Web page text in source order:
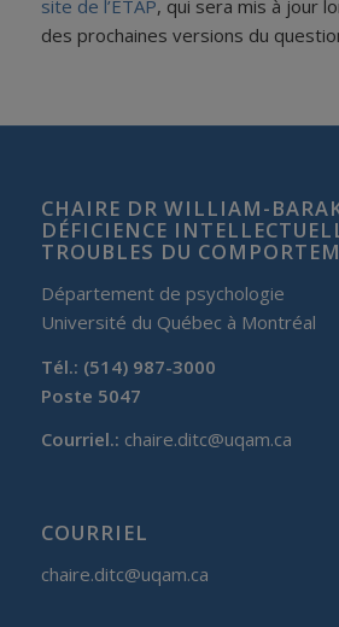
site de l’ETAP, qui sera mis à jour
des prochaines versions du
CHAIRE DR WILLIAM-
DÉFICIENCE
TROUBLES DU
Département de psychologie
Université du Québec à Montréal
Tél.: (514) 987-3000
Poste 5047
Courriel.: chaire.ditc@uqam.ca
COURRIEL
chaire.ditc@uqam.ca